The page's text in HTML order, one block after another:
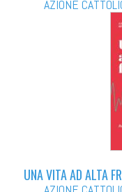
AZIONE
UNA VITA AD ALTA